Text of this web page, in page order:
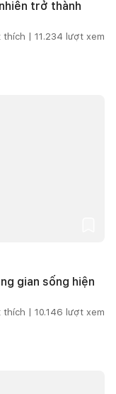
trở thành
thích | 11.234 lượt xem
gian sống hiện
thích | 10.146 lượt xem